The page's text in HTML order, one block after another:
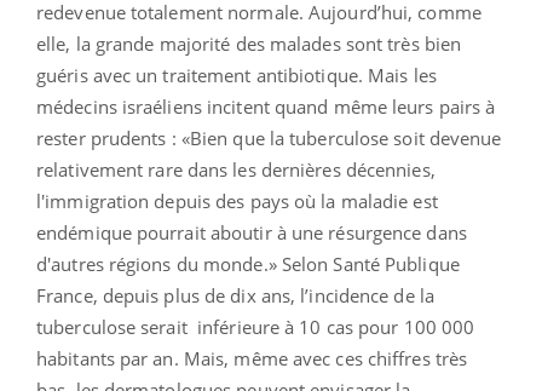
redevenue totalement normale. Aujourd’hui, comme
elle, la grande majorité des malades sont très bien
guéris avec un traitement antibiotique. Mais les
médecins israéliens incitent quand même leurs pairs à
rester prudents : «Bien que la tuberculose soit devenue
relativement rare dans les dernières décennies,
l'immigration depuis des pays où la maladie est
endémique pourrait aboutir à une résurgence dans
d'autres régions du monde.» Selon Santé Publique
France, depuis plus de dix ans, l’incidence de la
tuberculose serait inférieure à 10 cas pour 100 000
habitants par an. Mais, même avec ces chiffres très